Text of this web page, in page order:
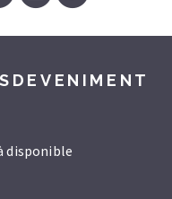
disponible